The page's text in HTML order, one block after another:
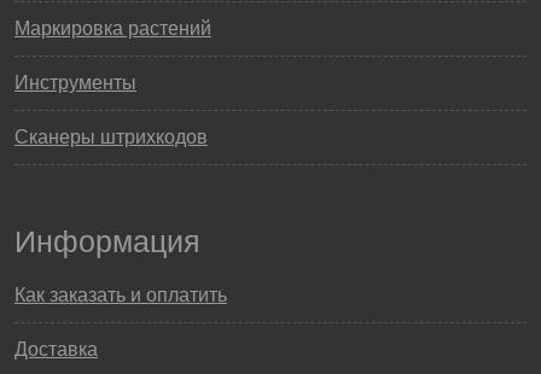
Маркировка растений
Инструменты
Сканеры штрихкодов
Информация
Как заказать и оплатить
Доставка